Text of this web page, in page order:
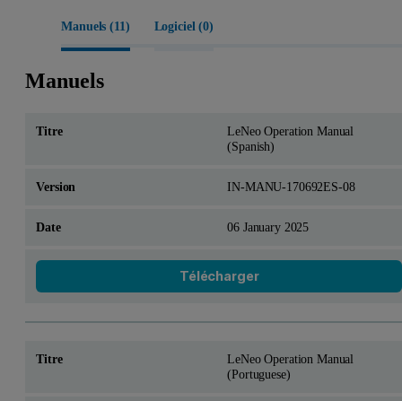
Manuels (11) Logiciel (0)
Manuels
LeNeo Operation Manual
(Spanish)
IN-MANU-170692ES-08
06 January 2025
Télécharger
LeNeo Operation Manual
(Portuguese)